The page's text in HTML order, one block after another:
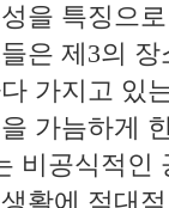
을 특징으
은 제3의 장
가지고 있
가늠하게
비공식적인
활에 적대